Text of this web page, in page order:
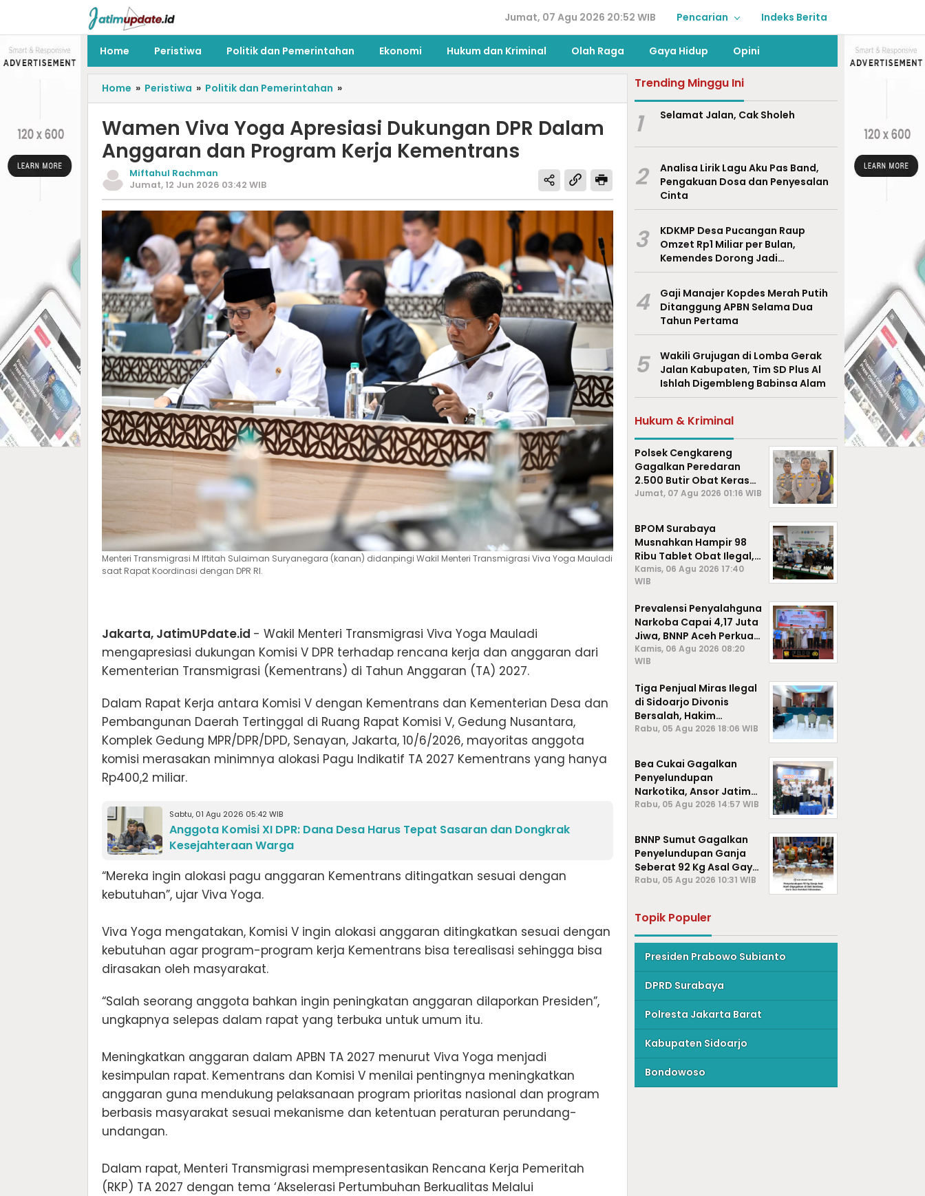
Jumat, 07 Agu 2026 20:52 WIB Pencarian Indeks Berita
Home Peristiwa Politik dan Pemerintahan Ekonomi Hukum dan Kriminal Olah Raga Gaya Hidup Opini
Home » Peristiwa » Politik dan Pemerintahan »
Wamen Viva Yoga Apresiasi Dukungan DPR Dalam
Anggaran dan Program Kerja Kementrans
Miftahul Rachman
Jumat, 12 Jun 2026 03:42 WIB
Menteri Transmigrasi M Iftitah Sulaiman Suryanegara (kanan) didanpingi Wakil Menteri Transmigrasi Viva Yoga Mauladi
saat Rapat Koordinasi dengan DPR RI.
Jakarta, JatimUPdate.id - Wakil Menteri Transmigrasi Viva Yoga Mauladi
mengapresiasi dukungan Komisi V DPR terhadap rencana kerja dan anggaran dari
Kementerian Transmigrasi (Kementrans) di Tahun Anggaran (TA) 2027.
Dalam Rapat Kerja antara Komisi V dengan Kementrans dan Kementerian Desa dan
Pembangunan Daerah Tertinggal di Ruang Rapat Komisi V, Gedung Nusantara,
Komplek Gedung MPR/DPR/DPD, Senayan, Jakarta, 10/6/2026, mayoritas anggota
komisi merasakan minimnya alokasi Pagu Indikatif TA 2027 Kementrans yang hanya
Rp400,2 miliar.
Sabtu, 01 Agu 2026 05:42 WIB
Anggota Komisi XI DPR: Dana Desa Harus Tepat Sasaran dan Dongkrak
Kesejahteraan Warga
“Mereka ingin alokasi pagu anggaran Kementrans ditingatkan sesuai dengan
kebutuhan”, ujar Viva Yoga.
Viva Yoga mengatakan, Komisi V ingin alokasi anggaran ditingkatkan sesuai dengan
kebutuhan agar program-program kerja Kementrans bisa terealisasi sehingga bisa
dirasakan oleh masyarakat.
“Salah seorang anggota bahkan ingin peningkatan anggaran dilaporkan Presiden”,
ungkapnya selepas dalam rapat yang terbuka untuk umum itu.
Meningkatkan anggaran dalam APBN TA 2027 menurut Viva Yoga menjadi
kesimpulan rapat. Kementrans dan Komisi V menilai pentingnya meningkatkan
anggaran guna mendukung pelaksanaan program prioritas nasional dan program
berbasis masyarakat sesuai mekanisme dan ketentuan peraturan perundang-
undangan.
Dalam rapat, Menteri Transmigrasi mempresentasikan Rencana Kerja Pemeritah
(RKP) TA 2027 dengan tema ‘Akselerasi Pertumbuhan Berkualitas Melalui
Trending Minggu Ini
1 Selamat Jalan, Cak Sholeh
2
Analisa Lirik Lagu Aku Pas Band,
Pengakuan Dosa dan Penyesalan
Cinta
3
KDKMP Desa Pucangan Raup
Omzet Rp1 Miliar per Bulan,
Kemendes Dorong Jadi
Percontohan Nasional
4
Gaji Manajer Kopdes Merah Putih
Ditanggung APBN Selama Dua
Tahun Pertama
5
Wakili Grujugan di Lomba Gerak
Jalan Kabupaten, Tim SD Plus Al
Ishlah Digembleng Babinsa Alam
Hukum & Kriminal
Polsek Cengkareng
Gagalkan Peredaran
2.500 Butir Obat Keras
Daftar G, Satu Pengedar
Jumat, 07 Agu 2026 01:16 WIB
BPOM Surabaya
Musnahkan Hampir 98
Ribu Tablet Obat Ilegal,
Cegah Penyalahgunaan
di Kalangan Pelajar
Kamis, 06 Agu 2026 17:40
WIB
Prevalensi Penyalahguna
Narkoba Capai 4,17 Juta
Jiwa, BNNP Aceh Perkuat
P4GN di Subulussalam
Kamis, 06 Agu 2026 08:20
WIB
Tiga Penjual Miras Ilegal
di Sidoarjo Divonis
Bersalah, Hakim
Jatuhkan Denda hingga
Rabu, 05 Agu 2026 18:06 WIB
Bea Cukai Gagalkan
Penyelundupan
Narkotika, Ansor Jatim
Negara Tak Kalah dari
Rabu, 05 Agu 2026 14:57 WIB
BNNP Sumut Gagalkan
Penyelundupan Ganja
Seberat 92 Kg Asal Gayo
Lues, Aceh.
Rabu, 05 Agu 2026 10:31 WIB
Topik Populer
Presiden Prabowo Subianto
DPRD Surabaya
Polresta Jakarta Barat
Kabupaten Sidoarjo
Bondowoso